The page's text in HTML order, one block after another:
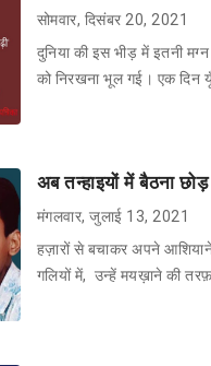
सोमवार, दिसंबर 20, 2021
दुनिया की इस भीड़ में इतनी
को निरखना भूल गई। एक दिन यूँ
अब तन्हाइयों में बैठना
मंगलवार, जुलाई 13, 2021
हज़ारों से बचाकर अपने
गलियों में, उन्हें मयख़ाने की तरफ़